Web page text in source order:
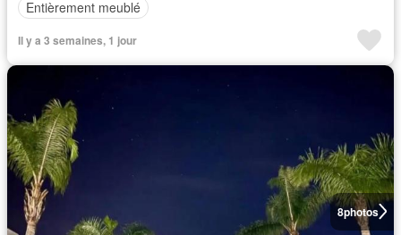
Entièrement meublé
Il y a 3 semaines, 1 jour
8photos